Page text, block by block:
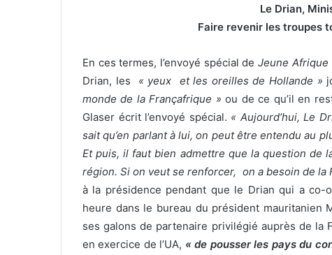
Le Drian,
Faire revenir les troupes
En ces termes, l’envoyé spécial deJeune Afrique
Drian, les « yeux et les oreilles de Hollande »
monde de la Françafrique »ou de ce qu’il en
Glaser écrit l’envoyé spécial. « Aujourd’hui, Le
sait qu’en parlant à lui, on peut être entendu au
Et puis, il faut bien admettre que la question de
région. Si on veut se renforcer, on a besoin de la
à la présidence pendant que le Drian qui a co-
heure dans le bureau du président mauritanien
ses galons de partenaire privilégié auprès de la
en exercice de l’UA, « de pousser les pays du